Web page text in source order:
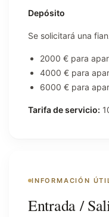
Depósito
Se solicitará una
2000 € para
4000 € para
6000 € para
Tarifa de servicio:
INFORMACIÓN
Entrada /